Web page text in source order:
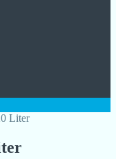
Liter